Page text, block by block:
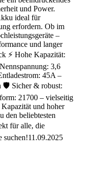
und Power.
ideal für
erfordern. Ob im
–
und langer
⚡ Hohe Kapazität:
3,6
45A –
🛡️ Sicher & robust:
21700 – vielseitig
und hoher
den beliebtesten
für alle, die
suchen!11.09.2025